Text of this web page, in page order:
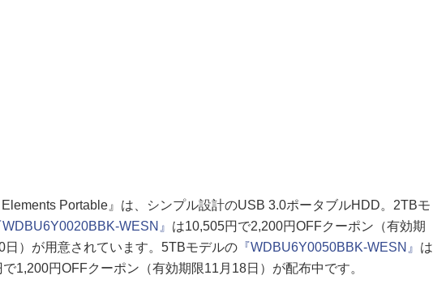
Portable』は、シンプル設計のUSB 3.0ポータブルHDD。2TBモ
WDBU6Y0020BBK-WESN』 は10,505円で2,200円OFFクーポン（有効期
日）が用意されています。5TBモデルの 『WDBU6Y0050BBK-WESN』 は
1,200円OFFクーポン（有効期限11月18日）が配布中です。